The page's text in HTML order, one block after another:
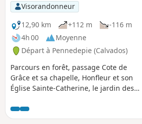
Visorandonneur
12,90 km
+112 m
-116 m
4h 00
Moyenne
Départ à Pennedepie (Calvados)
Parcours en forêt, passage Cote de
Grâce et sa chapelle, Honfleur et son
Église Sainte-Catherine, le jardin des
et retour dans le bois avec ses
rhododendrons.